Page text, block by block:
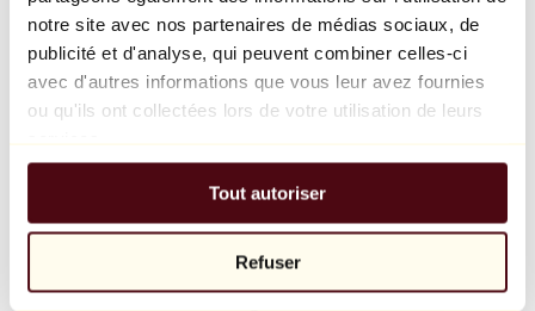
notre site avec nos partenaires de médias sociaux, de
publicité et d'analyse, qui peuvent combiner celles-ci
avec d'autres informations que vous leur avez fournies
ou qu'ils ont collectées lors de votre utilisation de leurs
Tout autoriser
Refuser
Balloon Dog (Orange)
Jeff Koons
10 000 €
Parcourir
Tous les sculpteurs
Tous les photographes